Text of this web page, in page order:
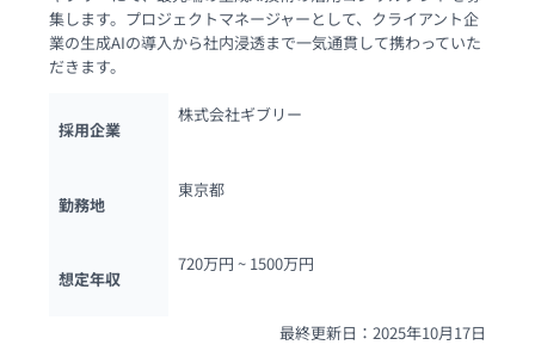
集します。プロジェクトマネージャーとして、クライアント企
業の生成AIの導入から社内浸透まで一気通貫して携わっていた
だきます。
採用企業
株式会社ギブリー
勤務地
東京都
想定年収
720万円 ~ 1500万円
最終更新日：2025年10月17日